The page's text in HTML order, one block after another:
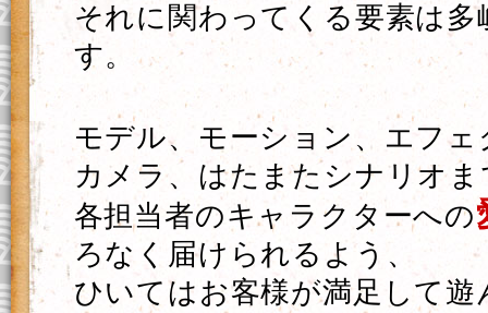
それに関わってくる要素は多
す。
モデル、モーション、エフェ
カメラ、はたまたシナリオま
各担当者のキャラクターへの
ろなく届けられるよう、
ひいてはお客様が満足して遊